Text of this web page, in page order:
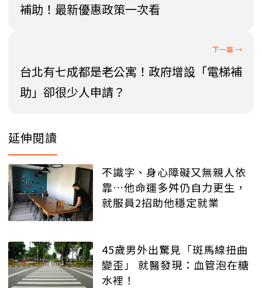
補助！最新優惠政策一次看
台北有七成都是老公寓！政府增設「電梯補
助」卻很少人申請？
延伸閱讀
不識字、身心障礙又無親人依
靠…他命運多舛仍自力更生，
就服員2招助他穩定就業
45歲男外出驚見「斑馬線扭曲
變歪」 就醫發現：血管泡在糖
水裡！